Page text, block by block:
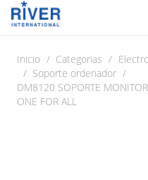
Inicio / Categorias /
/ Soporte ordenador /
DM8120 SOPORTE
ONE FOR ALL